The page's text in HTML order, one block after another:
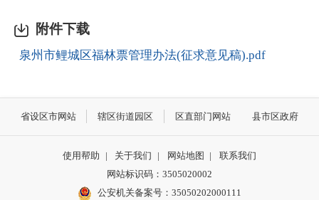
附件下载
泉州市鲤城区福林票管理办法(征求意见稿).pdf
省设区市网站 辖区街道园区 区直部门网站 县市区政府
使用帮助 | 关于我们 | 网站地图 |
联系我们
网站标识码：3505020002
公安机关备案号：35050202000111